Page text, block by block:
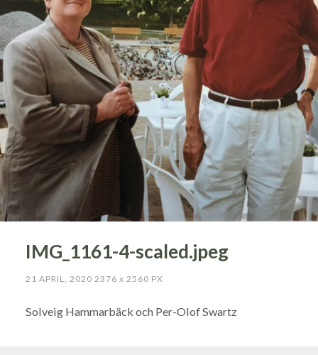
IMG_1161-4-scaled.jpeg
21 APRIL, 2020 2376 x 2560 PX
Solveig Hammarbäck och Per-Olof Swartz